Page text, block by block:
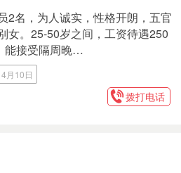
2名，为人诚实，性格开朗，五官
女。25-50岁之间，工资待遇250
能接受隔周晚…
4月10日
拨打电话